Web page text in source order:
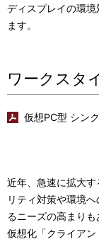
ディスプレイの環
ます。
ワークスタ
仮想PC型 シン
近年、急速に拡大
リティ対策や環境
るニーズの高まり
仮想化「クライア